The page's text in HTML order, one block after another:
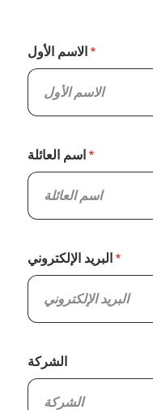
الاسم الأول
اسم العائلة
البريد الإلكتروني
الشركة